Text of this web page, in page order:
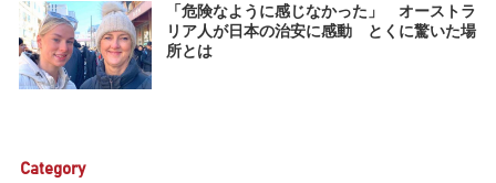
「危険なように感じなかった」 オーストラ
リア人が日本の治安に感動 とくに驚いた場
所とは
Category